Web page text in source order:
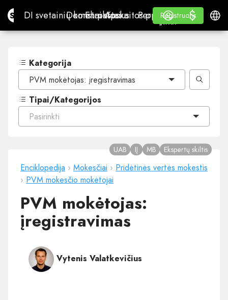
Site.proDI svetainių konstruktorius
DI svetainių konstruktorius
Domenai
DomenaiEl. paštas
El. paštasApskaitos programa
Apskaitos programa
Perpardavėjams
„WHITE LABEL“
Mokymasis
Mokymasis
Registruotis
Registruotis
Prisijungti
$
$
Kategorija
PVM mokėtojas: įregistravimas
Tipai/Kategorijos
Pasirinkti
Enciklopedija › Mokesčiai › Pridėtinės vertės mokestis
› PVM mokesčio mokėtojai
PVM mokėtojas:
įregistravimas
UAB IĮ MB Ekspertų skiltis
Vytenis Valatkevičius